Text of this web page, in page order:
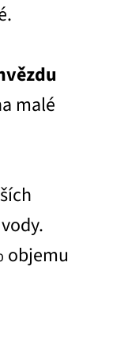
malé
objemu